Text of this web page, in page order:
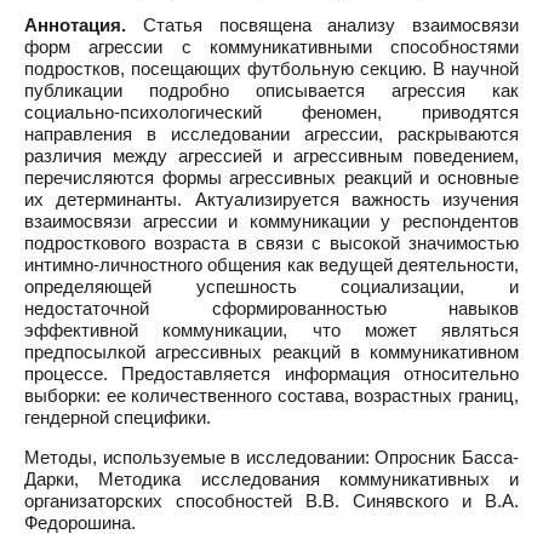
Аннотация. Статья посвящена анализу взаимосвязи
форм агрессии с коммуникативными способностями
подростков, посещающих футбольную секцию. В научной
публикации подробно описывается агрессия как
социально-психологический феномен, приводятся
направления в исследовании агрессии, раскрываются
различия между агрессией и агрессивным поведением,
перечисляются формы агрессивных реакций и основные
их детерминанты. Актуализируется важность изучения
взаимосвязи агрессии и коммуникации у респондентов
подросткового возраста в связи с высокой значимостью
интимно-личностного общения как ведущей деятельности,
определяющей успешность социализации, и
недостаточной сформированностью навыков
эффективной коммуникации, что может являться
предпосылкой агрессивных реакций в коммуникативном
процессе. Предоставляется информация относительно
выборки: ее количественного состава, возрастных границ,
гендерной специфики.
Методы, используемые в исследовании: Опросник Басса-
Дарки, Методика исследования коммуникативных и
организаторских способностей В.В. Синявского и В.А.
Федорошина.